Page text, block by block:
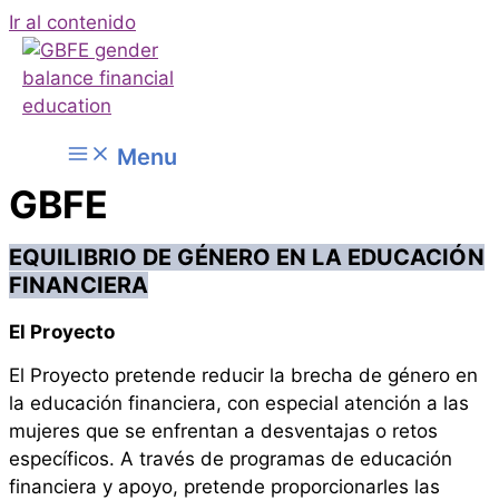
Ir al contenido
Menu
GBFE
EQUILIBRIO DE GÉNERO EN LA EDUCACIÓN
FINANCIERA
El Proyecto
El Proyecto pretende reducir la brecha de género en
la educación financiera, con especial atención a las
mujeres que se enfrentan a desventajas o retos
específicos. A través de programas de educación
financiera y apoyo, pretende proporcionarles las